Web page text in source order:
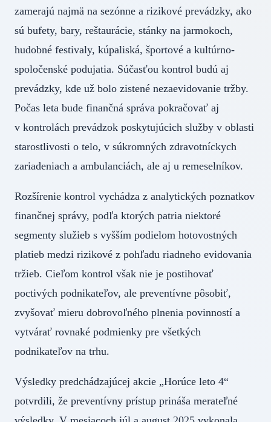
zamerajú najmä na sezónne a rizikové prevádzky, ako
sú bufety, bary, reštaurácie, stánky na jarmokoch,
hudobné festivaly, kúpaliská, športové a kultúrno-
spoločenské podujatia. Súčasťou kontrol budú aj
prevádzky, kde už bolo zistené nezaevidovanie tržby.
Počas leta bude finančná správa pokračovať aj
v kontrolách prevádzok poskytujúcich služby v oblasti
starostlivosti o telo, v súkromných zdravotníckych
zariadeniach a ambulanciách, ale aj u remeselníkov.
Rozšírenie kontrol vychádza z analytických poznatkov
finančnej správy, podľa ktorých patria niektoré
segmenty služieb s vyšším podielom hotovostných
platieb medzi rizikové z pohľadu riadneho evidovania
tržieb. Cieľom kontrol však nie je postihovať
poctivých podnikateľov, ale preventívne pôsobiť,
zvyšovať mieru dobrovoľného plnenia povinností a
vytvárať rovnaké podmienky pre všetkých
podnikateľov na trhu.
Výsledky predchádzajúcej akcie „Horúce leto 4“
potvrdili, že preventívny prístup prináša merateľné